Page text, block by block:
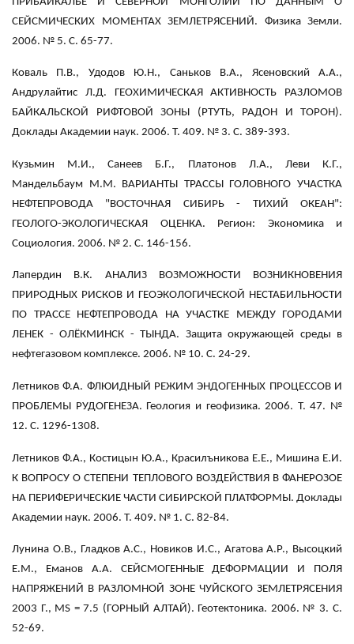
СЕЙСМИЧЕСКИХ МОМЕНТАХ ЗЕМЛЕТРЯСЕНИЙ. Физика Земли.
2006. № 5. С. 65-77.
Коваль П.В., Удодов Ю.Н., Саньков В.А., Ясеновский А.А.,
Андрулайтис Л.Д. ГЕОХИМИЧЕСКАЯ АКТИВНОСТЬ РАЗЛОМОВ
БАЙКАЛЬСКОЙ РИФТОВОЙ ЗОНЫ (РТУТЬ, РАДОН И ТОРОН).
Доклады Академии наук. 2006. Т. 409. № 3. С. 389-393.
Кузьмин М.И., Санеев Б.Г., Платонов Л.А., Леви К.Г.,
Мандельбаум М.М. ВАРИАНТЫ ТРАССЫ ГОЛОВНОГО УЧАСТКА
НЕФТЕПРОВОДА "ВОСТОЧНАЯ СИБИРЬ - ТИХИЙ ОКЕАН":
ГЕОЛОГО-ЭКОЛОГИЧЕСКАЯ ОЦЕНКА. Регион: Экономика и
Социология. 2006. № 2. С. 146-156.
Лапердин В.К. АНАЛИЗ ВОЗМОЖНОСТИ ВОЗНИКНОВЕНИЯ
ПРИРОДНЫХ РИСКОВ И ГЕОЭКОЛОГИЧЕСКОЙ НЕСТАБИЛЬНОСТИ
ПО ТРАССЕ НЕФТЕПРОВОДА НА УЧАСТКЕ МЕЖДУ ГОРОДАМИ
ЛЕНЕК - ОЛЁКМИНСК - ТЫНДА. Защита окружающей среды в
нефтегазовом комплексе. 2006. № 10. С. 24-29.
Летников Ф.А. ФЛЮИДНЫЙ РЕЖИМ ЭНДОГЕННЫХ ПРОЦЕССОВ И
ПРОБЛЕМЫ РУДОГЕНЕЗА. Геология и геофизика. 2006. Т. 47. №
12. С. 1296-1308.
Летников Ф.А., Костицын Ю.А., Красилъникова Е.Е., Мишина Е.И.
К ВОПРОСУ О СТЕПЕНИ ТЕПЛОВОГО ВОЗДЕЙСТВИЯ В ФАНЕРОЗОЕ
НА ПЕРИФЕРИЧЕСКИЕ ЧАСТИ СИБИРСКОЙ ПЛАТФОРМЫ. Доклады
Академии наук. 2006. Т. 409. № 1. С. 82-84.
Лунина О.В., Гладков А.С., Новиков И.С., Агатова А.Р., Высоцкий
Е.М., Еманов А.A. СЕЙСМОГЕННЫЕ ДЕФОРМАЦИИ И ПОЛЯ
НАПРЯЖЕНИЙ В РАЗЛОМНОЙ ЗОНЕ ЧУЙСКОГО ЗЕМЛЕТРЯСЕНИЯ
2003 Г., MS = 7.5 (ГОРНЫЙ АЛТАЙ). Геотектоника. 2006. № 3. С.
52-69.